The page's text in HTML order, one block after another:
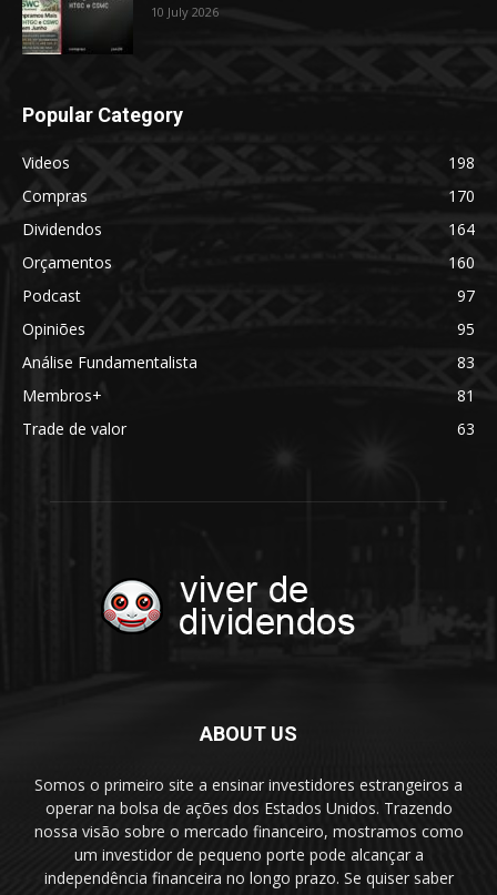
10 July 2026
Popular Category
Videos
198
Compras
170
Dividendos
164
Orçamentos
160
Podcast
97
Opiniões
95
Análise Fundamentalista
83
Membros+
81
Trade de valor
63
ABOUT US
Somos o primeiro site a ensinar investidores estrangeiros a
operar na bolsa de ações dos Estados Unidos. Trazendo
nossa visão sobre o mercado financeiro, mostramos como
um investidor de pequeno porte pode alcançar a
independência financeira no longo prazo. Se quiser saber